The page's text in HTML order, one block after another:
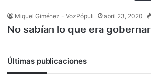
Miquel Giménez - VozPópuli abril 23, 2020
No sabían lo que era gobernar
Últimas publicaciones